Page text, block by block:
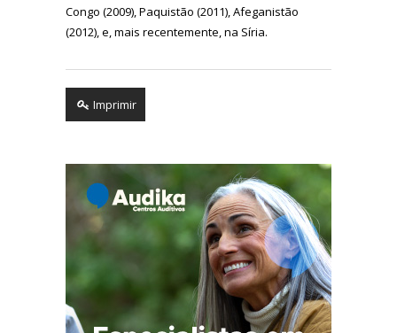
Congo (2009), Paquistão (2011), Afeganistão
(2012), e, mais recentemente, na Síria.
Imprimir